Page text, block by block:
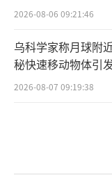
2026-08-06 09:21:46
乌科学家称月球附
秘快速移动物体引
2026-08-07 09:19:38